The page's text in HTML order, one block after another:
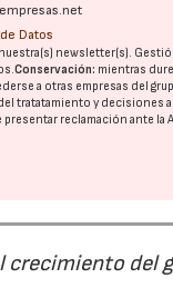
Datos
newsletter(s).
Conservación: mientras
a otras empresas del
tratatamiento y decisiones
presentar reclamación ante la
crecimiento del